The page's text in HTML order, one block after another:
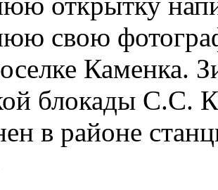
свою
Каменка.
блокады С.С.
в районе